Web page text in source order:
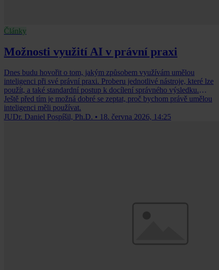
Články
Možnosti využití AI v právní praxi
Dnes budu hovořit o tom, jakým způsobem využívám umělou
inteligenci při své právní praxi. Proberu jednotlivé nástroje, které lze
použít, a také standardní postup k docílení správného výsledku.
Ještě před tím je možná dobré se zeptat, proč bychom právě umělou
inteligenci měli používat.
JUDr. Daniel Pospíšil, Ph.D. • 18. června 2026, 14:25